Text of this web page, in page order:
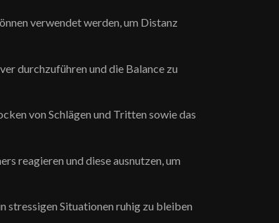
verwendet werden, um Distanz
durchzuführen und die Balance zu
von Schlägen und Tritten sowie das
reagieren und diese ausnutzen, um
stressigen Situationen ruhig zu bleiben